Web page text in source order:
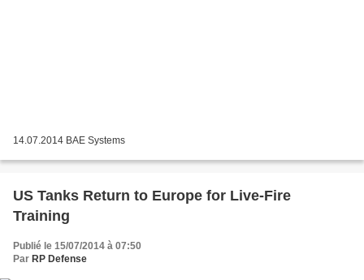
14.07.2014 BAE Systems
US Tanks Return to Europe for Live-Fire
Training
Publié le 15/07/2014 à 07:50
Par RP Defense